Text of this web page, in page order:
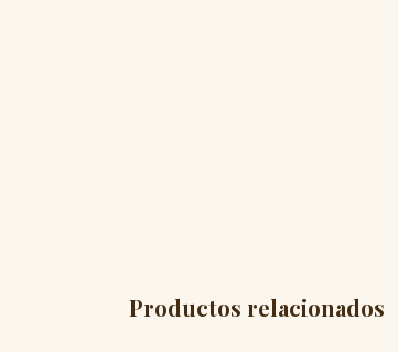
Productos relacionados